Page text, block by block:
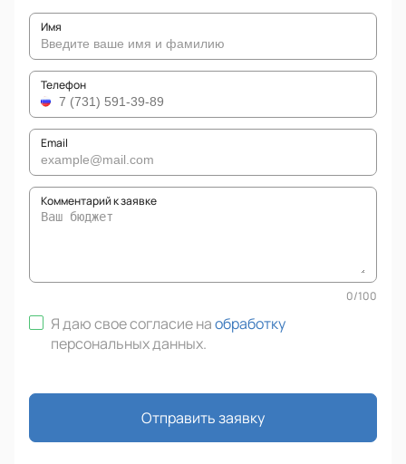
Имя
Телефон
Email
Комментарий к заявке
0/100
Я даю свое согласие наобработку
персональных данных.
Отправить заявку